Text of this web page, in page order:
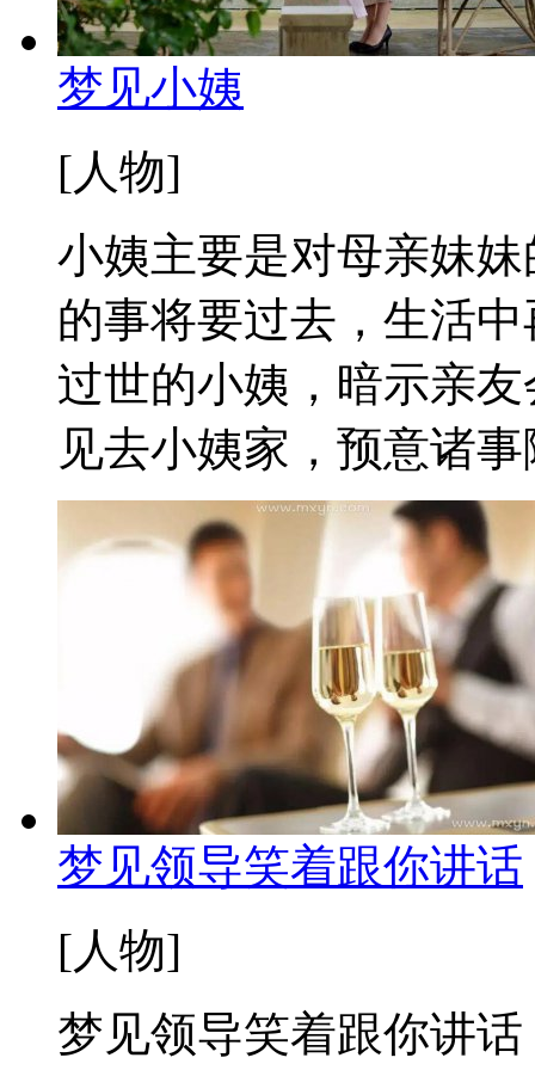
梦见小姨
[人物]
小姨主要是对母亲妹
的事将要过去，生活
过世的小姨，暗示亲
见去小姨家，预意诸
梦见领导笑着跟你讲话
[人物]
梦见领导笑着跟你讲